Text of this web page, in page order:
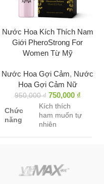
Nước Hoa Kích Thích Nam
Giới PheroStrong For
Women Từ Mỹ
Nước Hoa Gợi Cảm, Nước
Hoa Gợi Cảm Nữ
950,000₫ 750,000 ₫
Chức
năng
Kích thích
ham muốn tự
nhiên